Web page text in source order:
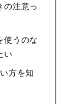
の注意っ
使うのな
い
方を知